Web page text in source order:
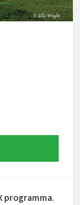
programma.